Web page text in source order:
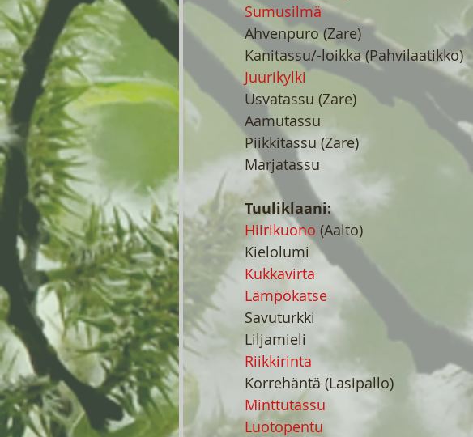
Sumusilmä
Ahvenpuro (Zare)
Kanitassu/-loikka (Pahvilaatikko)
Juurikylki
Usvatassu (Zare)
Aamutassu
Piikkitassu (Zare)
Marjatassu
Tuuliklaani:
Hiirikuono (Aalto)
Kielolumi
Kukkavirta
Lämpökatse
Savuturkki
Liljamieli
Riikkirinta
Korrehäntä (Lasipallo)
Minttutassu
Luotopentu